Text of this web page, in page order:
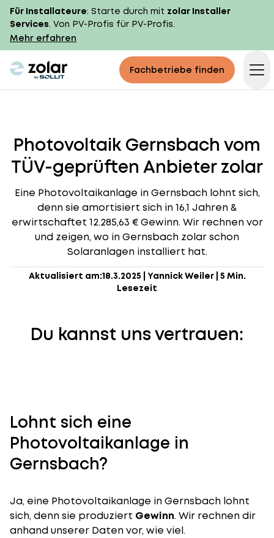
Für Installateure: Starte durch mit zolar Installer
Services. Von PV-Profis für PV-Profis.
Mehr erfahren
zolar logo Fachbetriebe finden
Photovoltaik Gernsbach vom
TÜV-geprüften Anbieter zolar
Eine Photovoltaikanlage in Gernsbach lohnt sich,
denn sie amortisiert sich in 16,1 Jahren &
erwirtschaftet 12.285,63 € Gewinn. Wir rechnen vor
und zeigen, wo in Gernsbach zolar schon
Solaranlagen installiert hat.
Aktualisiert am:18.3.2025 Yannick Weiler| 5 Min.
Lesezeit
Du kannst uns vertrauen:
Lohnt sich eine
Photovoltaikanlage in
Gernsbach?
Ja, eine Photovoltaikanlage in Gernsbach lohnt
sich, denn sie produziert Gewinn. Wir rechnen dir
anhand unserer Daten vor, wie viel.